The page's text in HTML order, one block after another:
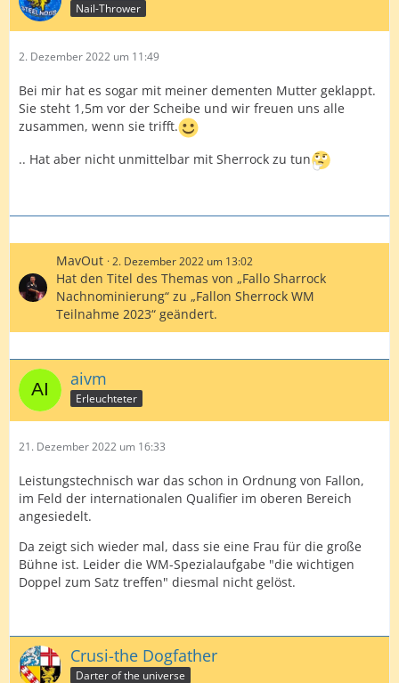
Nail-Thrower
2. Dezember 2022 um 11:49
Bei mir hat es sogar mit meiner dementen Mutter geklappt.
Sie steht 1,5m vor der Scheibe und wir freuen uns alle
zusammen, wenn sie trifft.
.. Hat aber nicht unmittelbar mit Sherrock zu tun
MavOut 2. Dezember 2022 um 13:02
Hat den Titel des Themas von „Fallo Sharrock
Nachnominierung“ zu „Fallon Sherrock WM
Teilnahme 2023“ geändert.
aivm
Erleuchteter
21. Dezember 2022 um 16:33
Leistungstechnisch war das schon in Ordnung von Fallon,
im Feld der internationalen Qualifier im oberen Bereich
angesiedelt.
Da zeigt sich wieder mal, dass sie eine Frau für die große
Bühne ist. Leider die WM-Spezialaufgabe "die wichtigen
Doppel zum Satz treffen" diesmal nicht gelöst.
Crusi-the Dogfather
Darter of the universe